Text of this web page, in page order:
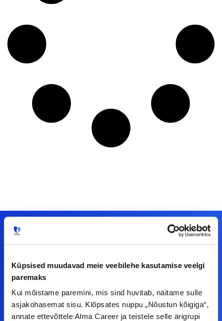
Küpsised muudavad meie veebilehe kasutamise veelgi
paremaks
Kui mõistame paremini, mis sind huvitab, näitame sulle
asjakohasemat sisu. Klõpsates nuppu „Nõustun kõigiga“,
annate ettevõttele Alma Career ja teistele selle ärigrupi
Tööelublogi.ee lehelt leiad kõik vajaliku, et olla
kursis tööturu uudistega. Kui sul on
ettepanekuid erinevate teemade osas või soovid